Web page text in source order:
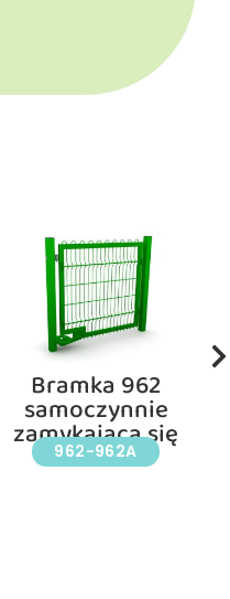
Bramka 962
samoczynnie
zamykająca się
962-962A